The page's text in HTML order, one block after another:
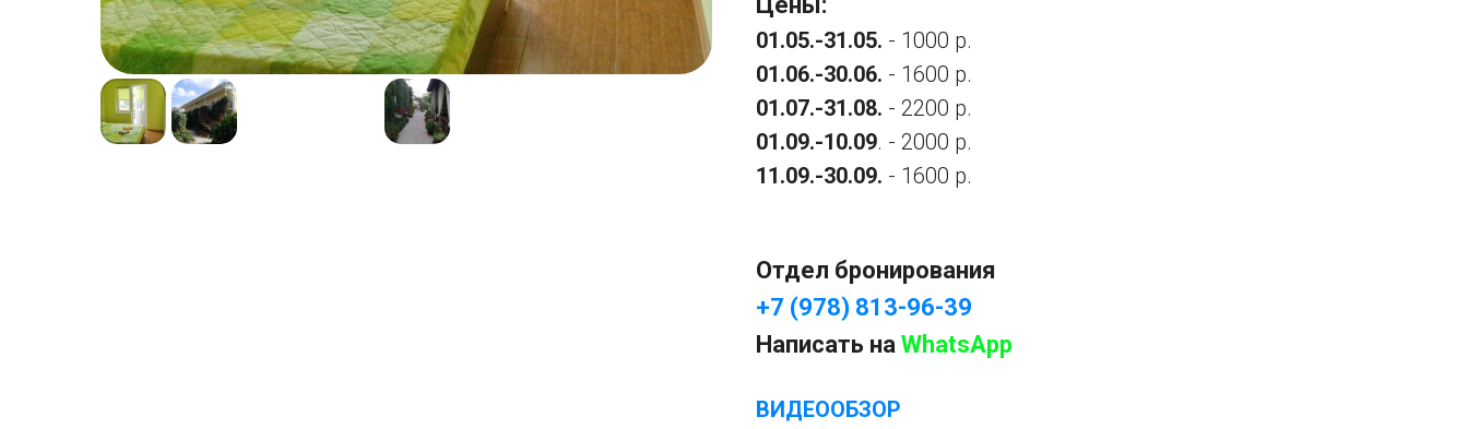
01.05.-31.05. - 1000 р.
01.06.-30.06. - 1600 р.
01.07.-31.08. - 2200 р.
01.09.-10.09. - 2000 р.
11.09.-30.09. - 1600 р.
Отдел бронирования
+7 (978) 813-96-39
Написать на WhatsApp
ВИДЕООБЗОР